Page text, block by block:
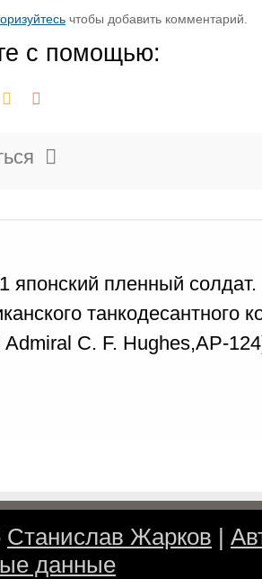
чтобы добавить комментарий.
с помощью:
японский пленный
танкодесантного
C. F. Hughes,AP-
Станислав Жарков |
данные